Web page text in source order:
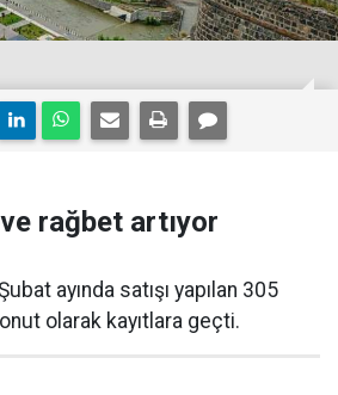
rağbet artıyor
ayında satışı yapılan 305
olarak kayıtlara geçti.